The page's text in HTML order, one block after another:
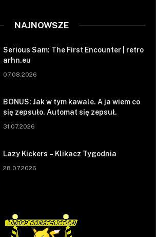
NAJNOWSZE
Serious Sam: The First Encounter | retro
arhn.eu
07.08.2026
BONUS: Jak w tym kawale. A ja wiem co
się zepsuło. Automat się zepsuł.
31.07.2026
Lazy Kickers – Klikacz Tygodnia
28.07.2026